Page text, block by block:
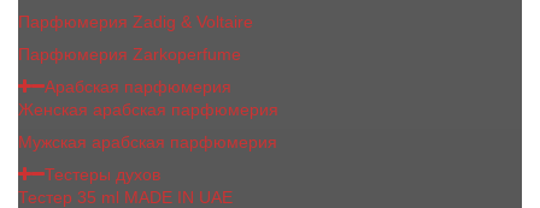
Парфюмерия Zadig & Voltaire
Парфюмерия Zarkoperfume
Арабская парфюмерия
Женская арабская парфюмерия
Мужская арабская парфюмерия
Тестеры духов
Тестер 35 ml MADE IN UAE